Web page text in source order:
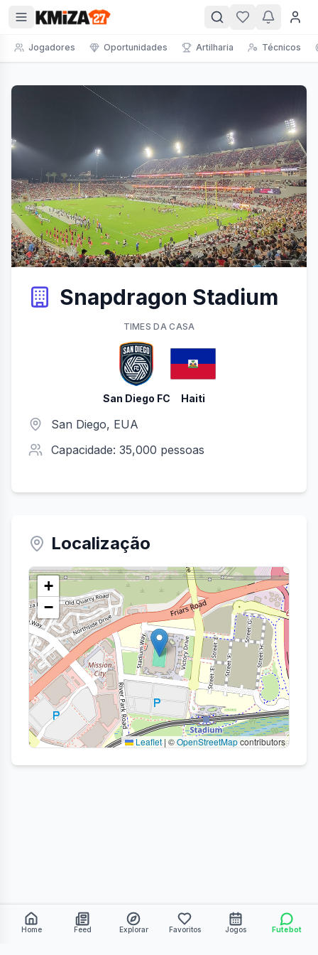
Jogadores Oportunidades Artilharia Técnicos
Snapdragon Stadium
San Diego, EUA
Capacidade: 35,000 pessoas
TIMES DA CASA
San Diego FC Haiti
Localização
+
−
Leaflet |©OpenStreetMapcontributors
Home Feed Explorar Favoritos Jogos Futebot